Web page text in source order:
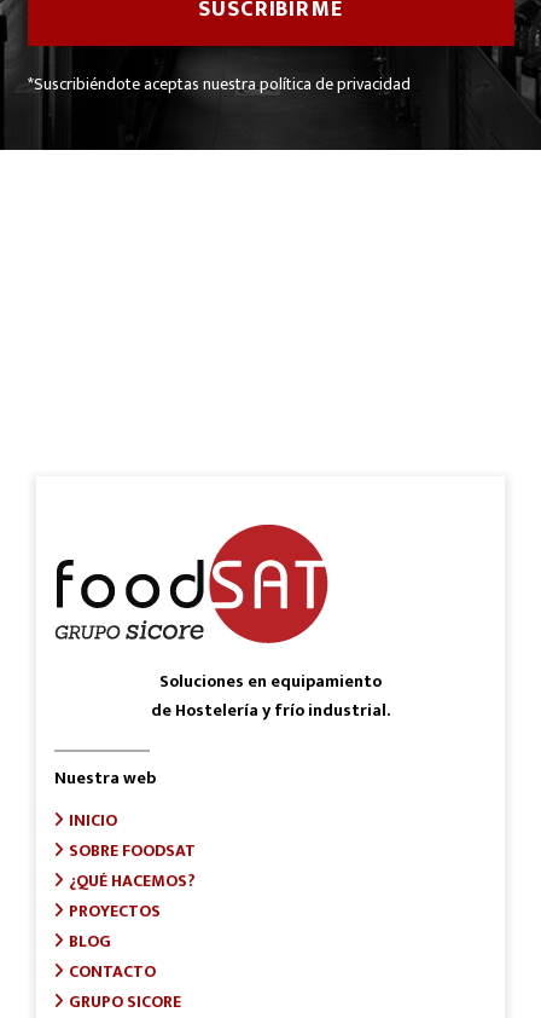
*Suscribiéndote aceptas nuestra política de privacidad
Soluciones en equipamiento
de Hostelería y frío industrial.
Nuestra web
INICIO
SOBRE FOODSAT
¿QUÉ HACEMOS?
PROYECTOS
BLOG
CONTACTO
GRUPO SICORE